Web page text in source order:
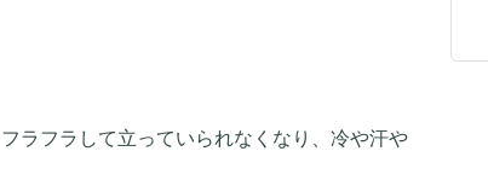
ラフラして立っていられなくなり、冷や汗や